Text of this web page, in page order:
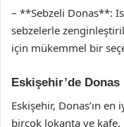
– **Sebzeli Donas**:
sebzelerle
için mükemmel bir
Eskişehir’de
Eskişehir, Donas’ın
birçok lokanta ve kafe,